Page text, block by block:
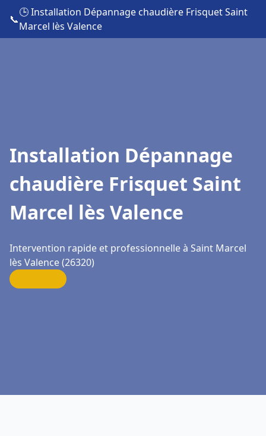
📞
🕒 Installation Dépannage chaudière Frisquet Saint
Marcel lès Valence
Installation Dépannage
chaudière Frisquet Saint
Marcel lès Valence
Intervention rapide et professionnelle à Saint Marcel
lès Valence (26320)